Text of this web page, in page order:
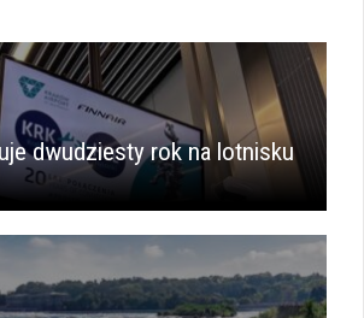
dwudziesty rok na lotnisku